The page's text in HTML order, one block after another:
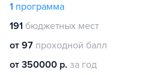
1 программа
191 бюджетных мест
от 97 проходной балл
от 350000 р. за год